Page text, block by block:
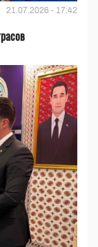
21.07.2026 - 17:42